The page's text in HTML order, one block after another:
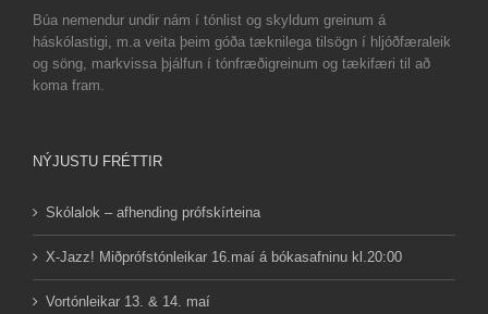
Búa nemendur undir nám í tónlist og skyldum greinum á
háskólastigi, m.a veita þeim góða tæknilega tilsögn í hljóðfæraleik
og söng, markvissa þjálfun í tónfræðigreinum og tækifæri til að
koma fram.
NÝJUSTU FRÉTTIR
Skólalok – afhending prófskírteina
X-Jazz! Miðprófstónleikar 16.maí á bókasafninu kl.20:00
Vortónleikar 13. & 14. maí